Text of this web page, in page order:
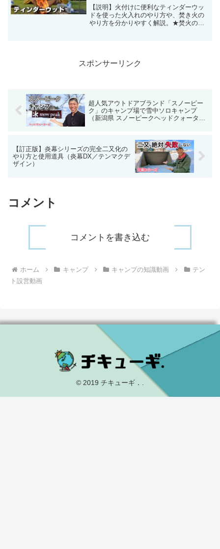
【説明】火付けに便利なティンダーウッ
ドを使った火入れのやり方や、焚き火の
やり方を分かりやすく解説。★焚火のや
スポンサーリンク
超人気アウトドアブランド「スノーピー
ク」のキャンプ場で雪中ソロキャンプ
（新潟県 スノーピークヘッドクォーター
【訂正版】炎幕シリーズの完全二又化の
やり方と使用道具（炎幕DX／テンマクデ
ザイン）
コメント
コメントを書き込む
ホーム キャンプ キャンプの知識動画
テン
ト設営動画
© 2019 チキューギ．.